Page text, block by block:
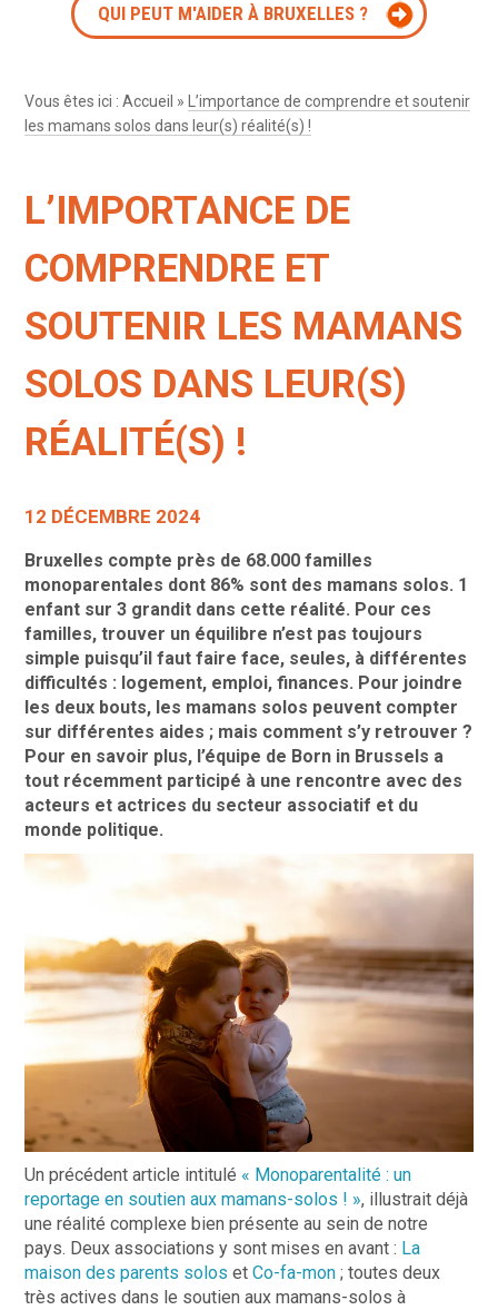
QUI PEUT M'AIDER À BRUXELLES ?
Vous êtes ici :Accueil »
L’importance de comprendre et soutenir
les mamans solos dans leur(s) réalité(s) !
L’IMPORTANCE DE
COMPRENDRE ET
SOUTENIR LES MAMANS
SOLOS DANS LEUR(S)
RÉALITÉ(S) !
12 DÉCEMBRE 2024
Bruxelles compte près de 68.000 familles
monoparentales dont 86% sont des mamans solos. 1
enfant sur 3 grandit dans cette réalité. Pour ces
familles, trouver un équilibre n’est pas toujours
simple puisqu’il faut faire face, seules, à différentes
difficultés : logement, emploi, finances. Pour joindre
les deux bouts, les mamans solos peuvent compter
sur différentes aides ; mais comment s’y retrouver ?
Pour en savoir plus, l’équipe de Born in Brussels a
tout récemment participé à une rencontre avec des
acteurs et actrices du secteur associatif et du
monde politique.
Un précédent article intitulé « Monoparentalité : un
reportage en soutien aux mamans-solos ! », illustrait déjà
une réalité complexe bien présente au sein de notre
pays. Deux associations y sont mises en avant : La
maison des parents solos etCo-fa-mon ; toutes deux
très actives dans le soutien aux mamans-solos à